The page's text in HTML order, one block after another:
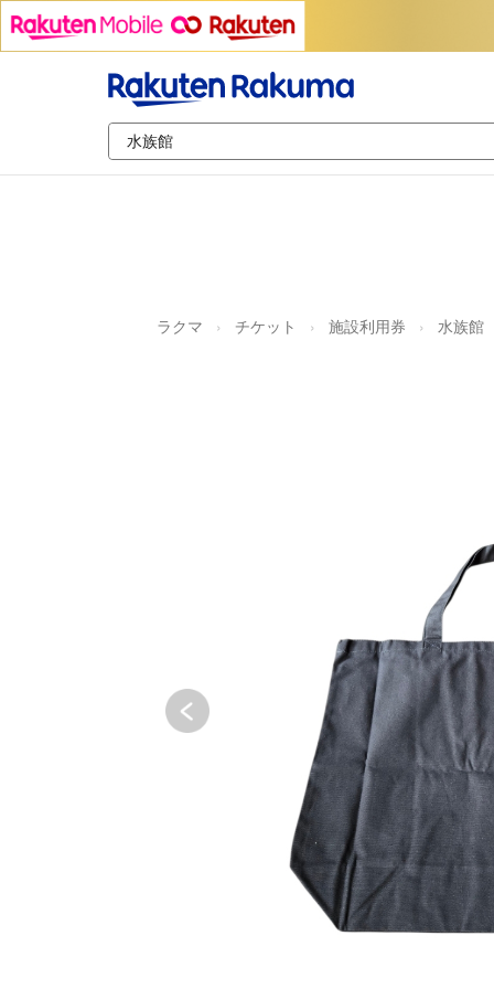
ラクマ チケット 施設利用券 水族館